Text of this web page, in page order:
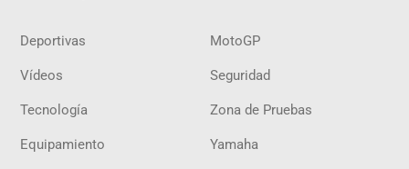
Deportivas MotoGP
Vídeos Seguridad
Tecnología Zona de Pruebas
Equipamiento Yamaha